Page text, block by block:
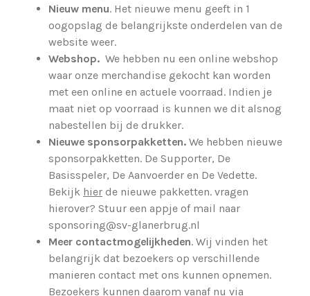
Nieuw menu. Het nieuwe menu geeft in 1
oogopslag de belangrijkste onderdelen van de
website weer.
Webshop. We hebben nu een online webshop
waar onze merchandise gekocht kan worden
met een online en actuele voorraad. Indien je
maat niet op voorraad is kunnen we dit alsnog
nabestellen bij de drukker.
Nieuwe sponsorpakketten. We hebben nieuwe
sponsorpakketten. De Supporter, De
Basisspeler, De Aanvoerder en De Vedette.
Bekijk hier de nieuwe pakketten. vragen
hierover? Stuur een appje of mail naar
sponsoring@sv-glanerbrug.nl
Meer contactmogelijkheden. Wij vinden het
belangrijk dat bezoekers op verschillende
manieren contact met ons kunnen opnemen.
Bezoekers kunnen daarom vanaf nu via